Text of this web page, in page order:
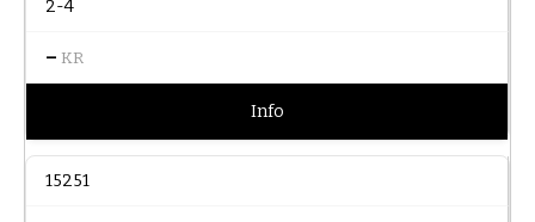
2-4
– KR
Info
15251